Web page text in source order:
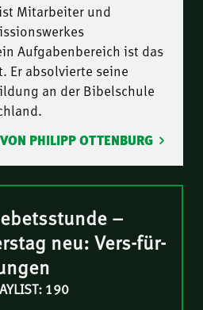
Mitarbeiter und
Aufgabenbereich ist das
Er absolvierte seine
an der Bibelschule
PHILIPP OTTENBURG
–
neu: Vers-für-
190